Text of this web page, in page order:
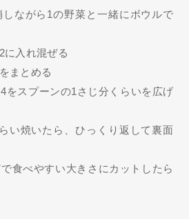
ながら1の野菜と一緒にボウルで
に入れ混ぜる
まとめる
をスプーンの1さじ分くらいを広げ
い焼いたら、ひっくり返して裏面
食べやすい大きさにカットしたら